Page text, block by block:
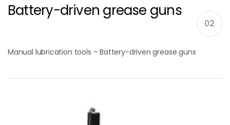
Battery-driven grease guns
02
Manual lubrication tools – Battery-driven grease guns